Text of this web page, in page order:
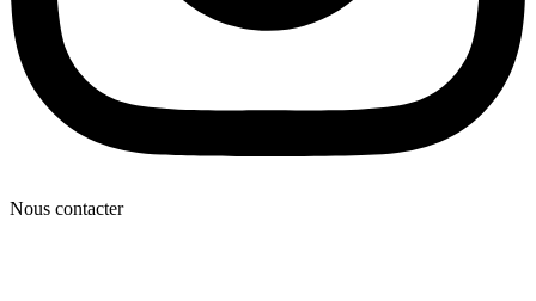
Nous contacter